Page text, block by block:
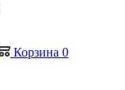
Корзина 0